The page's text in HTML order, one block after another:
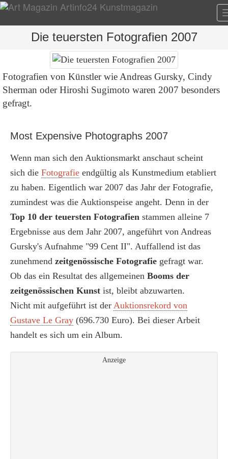
Die teuersten Fotografien 2007
Fotografien von Künstler wie Andreas Gursky, Cindy
Sherman oder Hiroshi Sugimoto waren 2007 besonders
gefragt.
Most Expensive Photographs 2007
Wenn man sich den Auktionsmarkt anschaut scheint
sich die Fotografie endgültig als Kunstmedium etabliert
zu haben. Eigentlich war 2007 das Jahr der Fotografie,
zumindest was die Auktionspeise angeht. Denn in der
Top 10 der teuersten Fotografien stammen alleine 7
Ergebnisse aus dem Jahr 2007, angeführt von Andreas
Gursky's Aufnahme "99 Cent II". Auffallend ist das
zunehmend zeitgenössische Fotografie gefragt war.
Ob das ein Resultat des allgemeinen Booms der
zeitgenössischen Kunst ist, bleibt abzuwarten.
Nicht mit aufgeführt ist der Auktionsrekord von
Gustave Le Gray (696.730 Euro). Bei dieser Arbeit
handelt es sich um ein Album.
Anzeige